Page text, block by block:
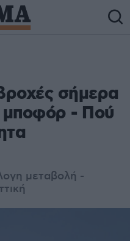
σήμερα
μποφόρ - Πού
μεταβολή -